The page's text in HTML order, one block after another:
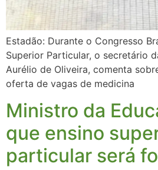
Estadão: Durante o Congresso
Superior Particular, o secretário
Aurélio de Oliveira, comenta
oferta de vagas de medicina
Ministro da
que ensino
particular será